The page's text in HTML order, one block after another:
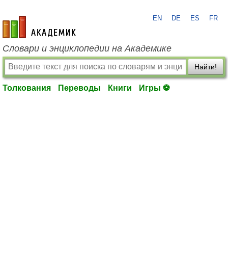
academic.ru
EN DE ES FR
Словари и энциклопедии на Академике
Найти!
Толкования Переводы Книги Игры ⚽